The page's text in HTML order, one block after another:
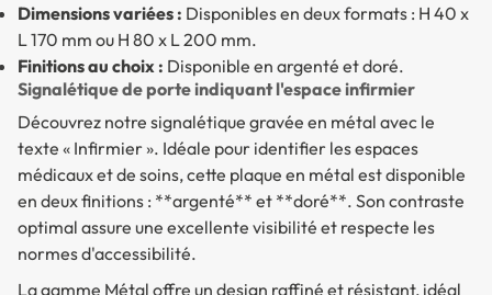
Dimensions variées : Disponibles en deux formats : H 40 x
L 170 mm ou H 80 x L 200 mm.
Finitions au choix : Disponible en argenté et doré.
Signalétique de porte indiquant l'espace infirmier
Découvrez notre signalétique gravée en métal avec le
texte « Infirmier ». Idéale pour identifier les espaces
médicaux et de soins, cette plaque en métal est disponible
en deux finitions : **argenté** et **doré**. Son contraste
optimal assure une excellente visibilité et respecte les
normes d'accessibilité.
La gamme Métal offre un design raffiné et résistant, idéal